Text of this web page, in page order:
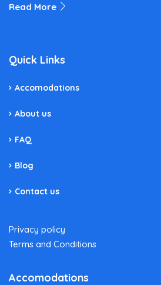
Read More
Quick Links
Accomodations
About us
FAQ
Blog
Contact us
Privacy policy
Terms and Conditions
Accomodations